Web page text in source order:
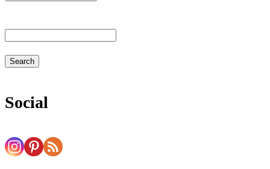
Search
is
in
Social